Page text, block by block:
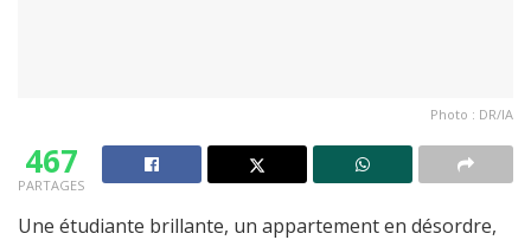
Photo : DR/IA
467
PARTAGES
Une étudiante brillante, un appartement en désordre,